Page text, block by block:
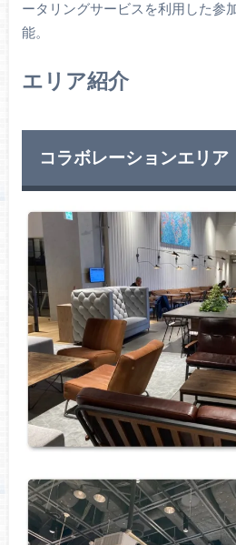
ータリングサービスを利用した参
能。
エリア紹介
コラボレーションエリア